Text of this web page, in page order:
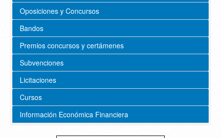
Oposiciones y Concursos
Bandos
Premios concursos y certámenes
Subvenciones
Licitaciones
Cursos
Información Económica Financiera